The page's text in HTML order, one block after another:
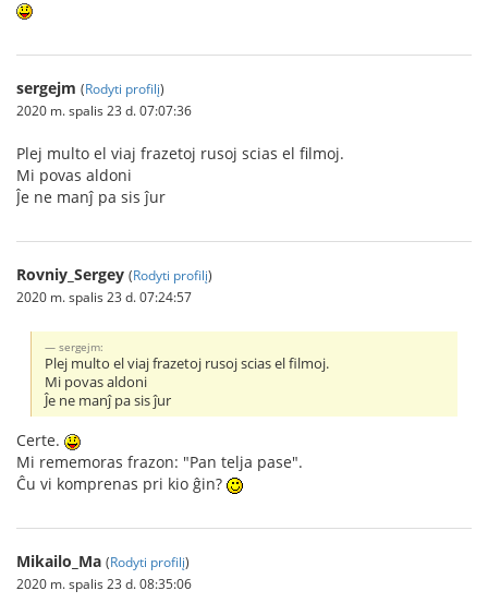
sergejm (Rodyti profilį)
2020 m. spalis 23 d. 07:07:36
Plej multo el viaj frazetoj rusoj scias el filmoj.
Mi povas aldoni
Ĵe ne manĵ pa sis ĵur
Rovniy_Sergey (Rodyti profilį)
2020 m. spalis 23 d. 07:24:57
sergejm:
Plej multo el viaj frazetoj rusoj scias el filmoj.
Mi povas aldoni
Ĵe ne manĵ pa sis ĵur
Certe.
Mi remеmoras frazon: "Pan telja pase".
Ĉu vi komprenas pri kio ĝin?
Mikailo_Ma (Rodyti profilį)
2020 m. spalis 23 d. 08:35:06